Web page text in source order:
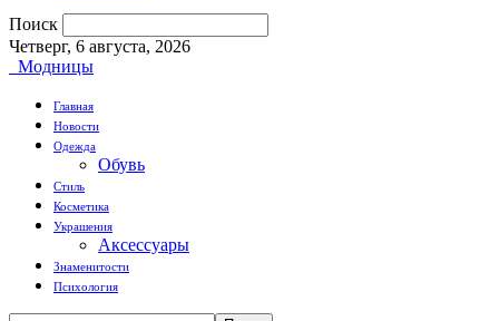
Поиск
Четверг, 6 августа, 2026
Модницы
Главная
Новости
Одежда
Обувь
Стиль
Косметика
Украшения
Аксессуары
Знаменитости
Психология